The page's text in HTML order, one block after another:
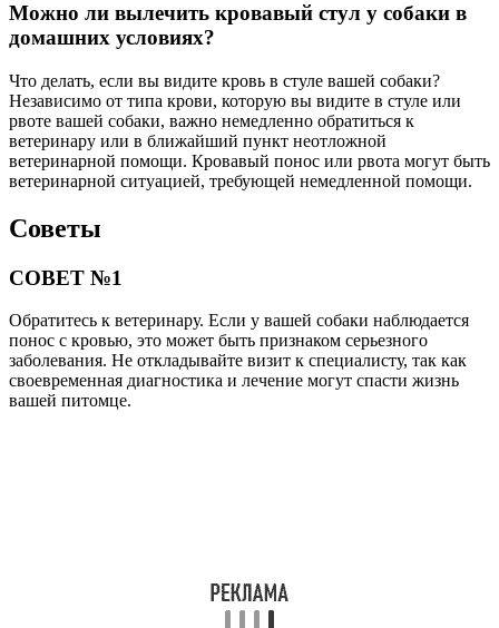
Можно ли вылечить кровавый стул у собаки в
домашних условиях?
Что делать, если вы видите кровь в стуле вашей собаки?
Независимо от типа крови, которую вы видите в стуле или
рвоте вашей собаки, важно немедленно обратиться к
ветеринару или в ближайший пункт неотложной
ветеринарной помощи. Кровавый понос или рвота могут быть
ветеринарной ситуацией, требующей немедленной помощи.
Советы
СОВЕТ №1
Обратитесь к ветеринару. Если у вашей собаки наблюдается
понос с кровью, это может быть признаком серьезного
заболевания. Не откладывайте визит к специалисту, так как
своевременная диагностика и лечение могут спасти жизнь
вашей питомце.